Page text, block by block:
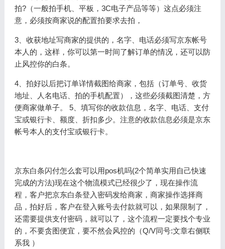
拍?（一般拍手机、平板，3C电子产品等等）这点必须注
意，必须按商家说的配置拍要求去拍，
3、收获地址写商家的提供的，名字、电话必须写京东帐号
本人的，这样，你可以第一时间了解订单的情况，还可以防
止风控你的白条。
4、拍好以后把订单详情截图给商家，包括（订单号、收货
地址、人名电话、拍的手机配置），这些必须截图清楚，方
便商家做单子。 5、填写你的收款信息，名字、电话、支付
宝或银行卡、额度、折扣多少。注意的收款信息必须是京东
帐号本人的支付宝或银行卡。
京东白条闪付怎么套可以用pos机吗(2个简单实用自己快速
完成的方法)现在这个物流模式已经很少了，现在操作流
程，客户把京东白条登入密码发给商家，商家操作选择商
品，拍好后，客户在登入账号去付款就可以，如果限制了，
还需要提供支付密码，就可以了，这个流程一定要找个专业
的，不要贪图便宜，要不然会风控的（Q/V同号:文章右侧联
系我 ）